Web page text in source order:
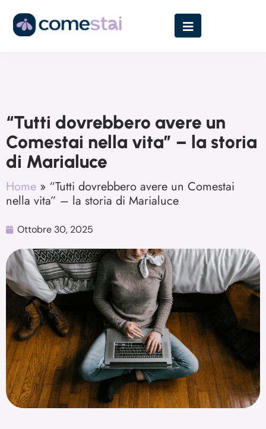
“Tutti dovrebbero avere un
Comestai nella vita” – la storia
di Marialuce
Home » “Tutti dovrebbero avere un Comestai
nella vita” – la storia di Marialuce
Ottobre 30, 2025